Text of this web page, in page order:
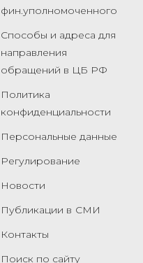
фин.уполномоченного
Способы и адреса для
направления
обращений в ЦБ РФ
Политика
конфиденциальности
Персональные данные
Регулирование
Новости
Публикации в СМИ
Контакты
Поиск по сайту